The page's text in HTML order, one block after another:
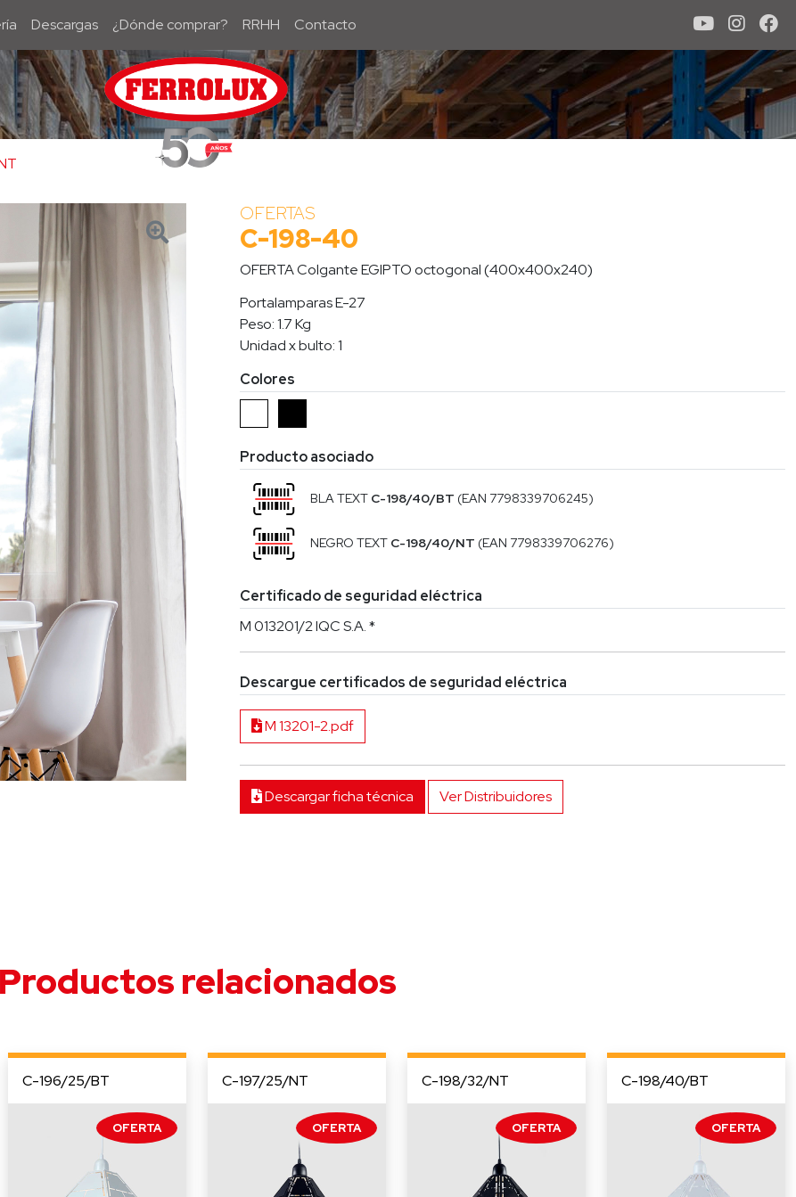
Descargas ¿Dónde comprar? RRHH Contacto
C-198-40-BT
OFERTAS
C-198-40
OFERTA Colgante EGIPTO octogonal (400x400x240)
Portalamparas E-27
Peso: 1.7 Kg
Unidad x bulto: 1
Colores
Producto asociado
BLA TEXT C-198/40/BT (EAN 7798339706245)
NEGRO TEXT C-198/40/NT (EAN 7798339706276)
Certificado de seguridad eléctrica
M 013201/2 IQC S.A. *
Descargue certificados de seguridad eléctrica
M 13201-2.pdf
Descargar ficha técnica Ver Distribuidores
Productos relacionados
C-196/25/BT C-197/25/NT C-198/32/NT C-198/40/BT